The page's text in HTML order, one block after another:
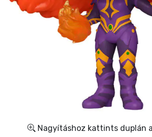
Nagyításhoz kattints duplán